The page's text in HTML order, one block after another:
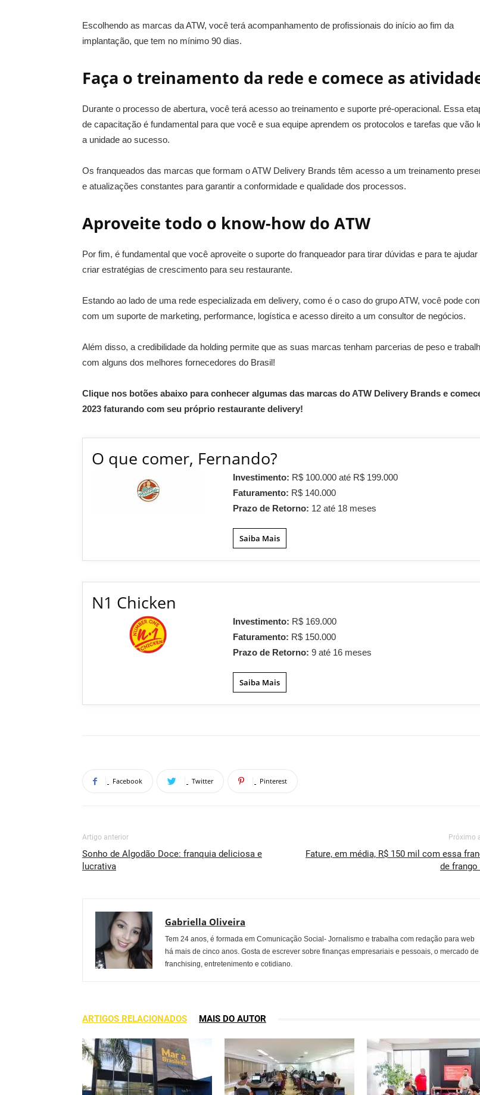
Escolhendo as marcas da ATW, você terá acompanhamento de profissionais do início ao fim da
implantação, que tem no mínimo 90 dias.
Faça o treinamento da rede e comece as
Durante o processo de abertura, você terá acesso ao treinamento e suporte pré-operacional. Essa
de capacitação é fundamental para que você e sua equipe aprendem os protocolos e tarefas que vão
a unidade ao sucesso.
Os franqueados das marcas que formam o ATW Delivery Brands têm acesso a um treinamento
e atualizações constantes para garantir a conformidade e qualidade dos processos.
Aproveite todo o know-how do ATW
Por fim, é fundamental que você aproveite o suporte do franqueador para tirar dúvidas e para te ajudar
criar estratégias de crescimento para seu restaurante.
Estando ao lado de uma rede especializada em delivery, como é o caso do grupo ATW, você pode
com um suporte de marketing, performance, logística e acesso direito a um consultor de negócios.
Além disso, a credibilidade da holding permite que as suas marcas tenham parcerias de peso e
com alguns dos melhores fornecedores do Brasil!
Clique nos botões abaixo para conhecer algumas das marcas do ATW Delivery Brands e
2023 faturando com seu próprio restaurante delivery!
O que comer, Fernando?
Investimento: R$ 100.000 até R$ 199.000
Faturamento: R$ 140.000
Prazo de Retorno: 12 até 18 meses
Saiba Mais
N1 Chicken
Investimento: R$ 169.000
Faturamento: R$ 150.000
Prazo de Retorno:9 até 16 meses
Saiba Mais
Facebook Twitter Pinterest
Artigo anterior
Sonho de Algodão Doce: franquia deliciosa e
lucrativa
Próximo
Fature, em média, R$ 150 mil com essa
de
Gabriella Oliveira
Tem 24 anos, é formada em Comunicação Social- Jornalismo e trabalha com redação para web
há mais de cinco anos. Gosta de escrever sobre finanças empresariais e pessoais, o mercado de
franchising, entretenimento e cotidiano.
ARTIGOS RELACIONADOS MAIS DO AUTOR